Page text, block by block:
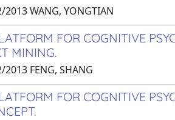
2013 WANG, YONGTIAN
FOR COGNITIVE
MINING.
2013 FENG, SHANG
FOR COGNITIVE